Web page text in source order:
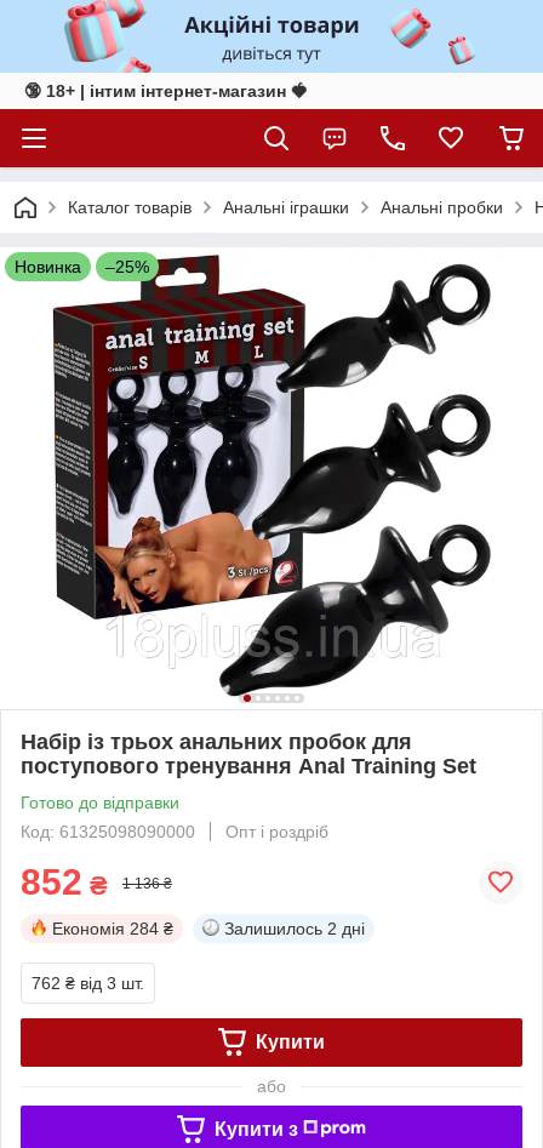
🔞 18+ | інтим інтернет-магазин 🍓
Каталог товарів Анальні іграшки Анальні пробки
Новинка –25%
Набір із трьох анальних пробок для
поступового тренування Anal Training Set
Готово до відправки
Код: 61325098090000
Опт і роздріб
852 ₴ 1 136 ₴
Економія 284 ₴ Залишилось 2 дні
762 ₴ від 3 шт.
Купити
або
Купити з